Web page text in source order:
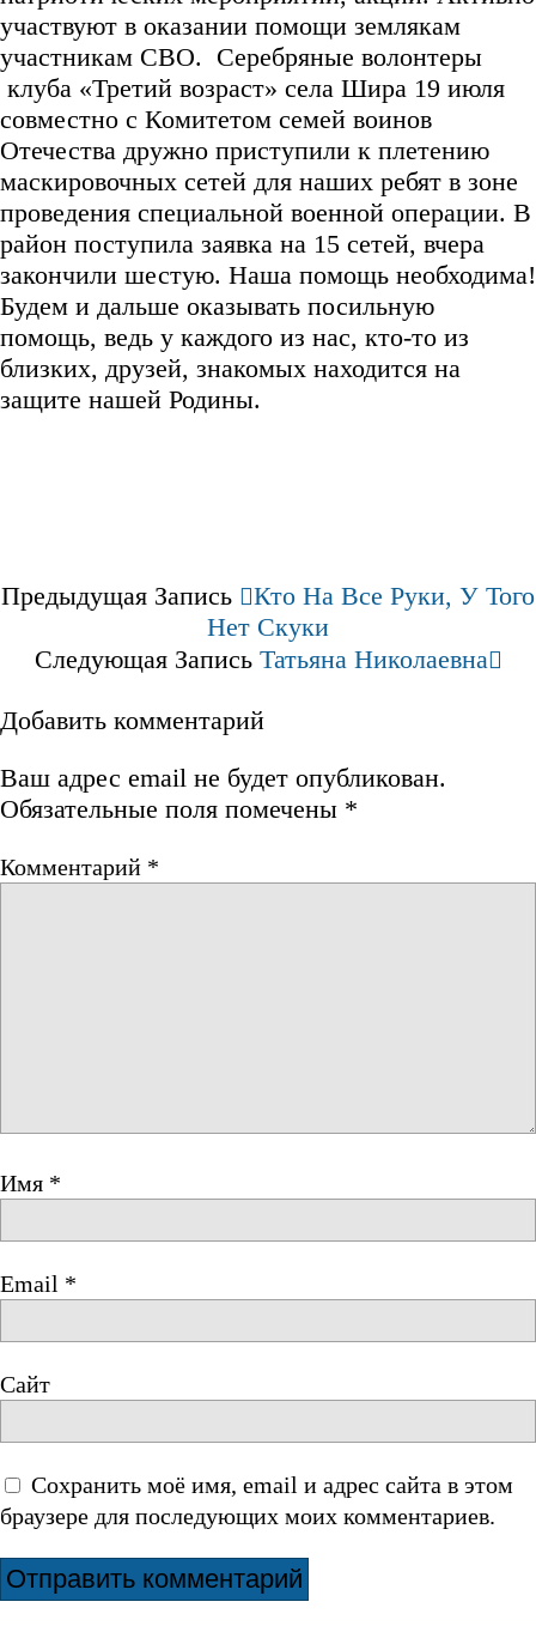
участвуют в оказании помощи землякам
участникам СВО. Серебряные волонтеры
клуба «Третий возраст» села Шира 19 июля
совместно с Комитетом семей воинов
Отечества дружно приступили к плетению
маскировочных сетей для наших ребят в зоне
проведения специальной военной операции. В
район поступила заявка на 15 сетей, вчера
закончили шестую. Наша помощь необходима!
Будем и дальше оказывать посильную
помощь, ведь у каждого из нас, кто-то из
близких, друзей, знакомых находится на
защите нашей Родины.
Предыдущая Запись
Кто На Все Руки, У Того
Нет Скуки
Следующая Запись Татьяна Николаевна
Добавить комментарий
Ваш адрес email не будет опубликован.
Обязательные поля помечены *
Комментарий *
Имя *
Email *
Сайт
Сохранить моё имя, email и адрес сайта в этом
браузере для последующих моих комментариев.